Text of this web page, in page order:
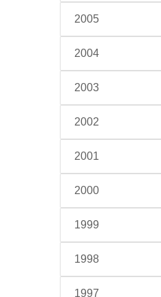
2005
2004
2003
2002
2001
2000
1999
1998
1997